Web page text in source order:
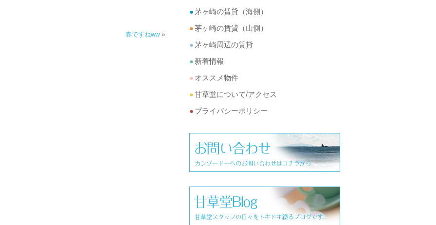
春ですねww»
茅ヶ崎の賃貸（海側）
茅ヶ崎の賃貸（山側）
茅ヶ崎周辺の賃貸
新着情報
オススメ物件
甘草堂について/アクセス
プライバシーポリシー